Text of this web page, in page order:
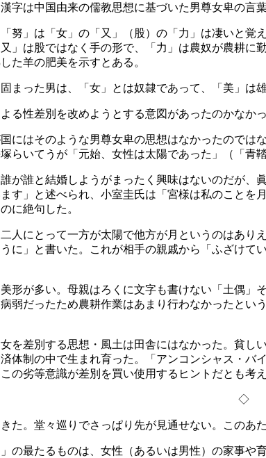
字は中国由来の儒教思想に基づいた男尊女卑の言
努」は「女」の「又」（股）の「力」は凄いと覚
」は股ではなく手の形で、「力」は農奴が農耕
た羊の肥美を示すとある。
まった男は、「女」とは奴隷であって、「美」は
る性差別を改めようとする意図があったのかなか
にはそのような男尊女卑の思想はなかったのでは
らいてうが「元始、女性は太陽であった」（「青
が誰と結婚しようがまったく興味はないのだが、
す」と述べられ、小室圭氏は「宮様は私のこと
に絶句した。
人にとって一方が太陽で他方が月というのはあり
に」と書いた。これが相手の親戚から「ふざけ
形が多い。母親はろくに文字も書けない「土偶」
弱だったため農耕作業はあまり行わなかったと
を差別する思想・風土は田舎にはなかった。貧し
体制の中で生まれ育った。「アンコンシャス・
の劣等意識が差別を買い使用するヒントだとも考え
た。堂々巡りでさっぱり先が見通せない。このあ
の最たるものは、女性（あるいは男性）の家事や